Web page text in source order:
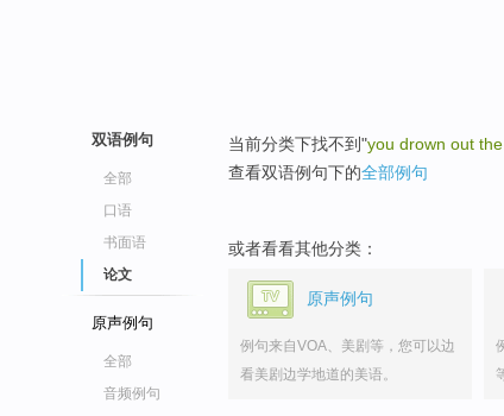
双语例句
全部
口语
书面语
论文
原声例句
全部
音频例句
当前分类下找不到"you drown out
查看双语例句下的全部例句
或者看看其他分类：
原声例句
例句来自VOA、美剧等，您可以边
看美剧边学地道的美语。